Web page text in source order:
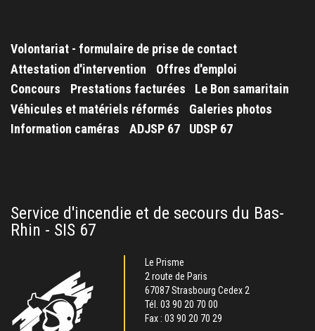
Volontariat - formulaire de prise de contact
Attestation d'intervention
Offres d'emploi
Concours
Prestations facturées
Le Bon samaritain
Véhicules et matériels réformés
Galeries photos
Information caméras
ADJSP 67 UDSP 67
Service d'incendie et de secours du Bas-
Rhin - SIS 67
Le Prisme
2 route de Paris
67087 Strasbourg Cedex 2
Tél. 03 90 20 70 00
Fax : 03 90 20 70 29